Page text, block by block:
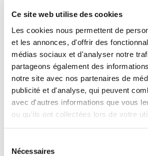
Ce site web utilise des cookies
Les cookies nous permettent de
et les annonces, d'offrir des
médias sociaux et d'analyser notre
partageons également des
notre site avec nos partenaires de
publicité et d'analyse, qui peuvent
avec d'autres informations que vous
ou qu'ils ont collectées lors de votre
Nécessaires
CONNECTING
Just 20km away